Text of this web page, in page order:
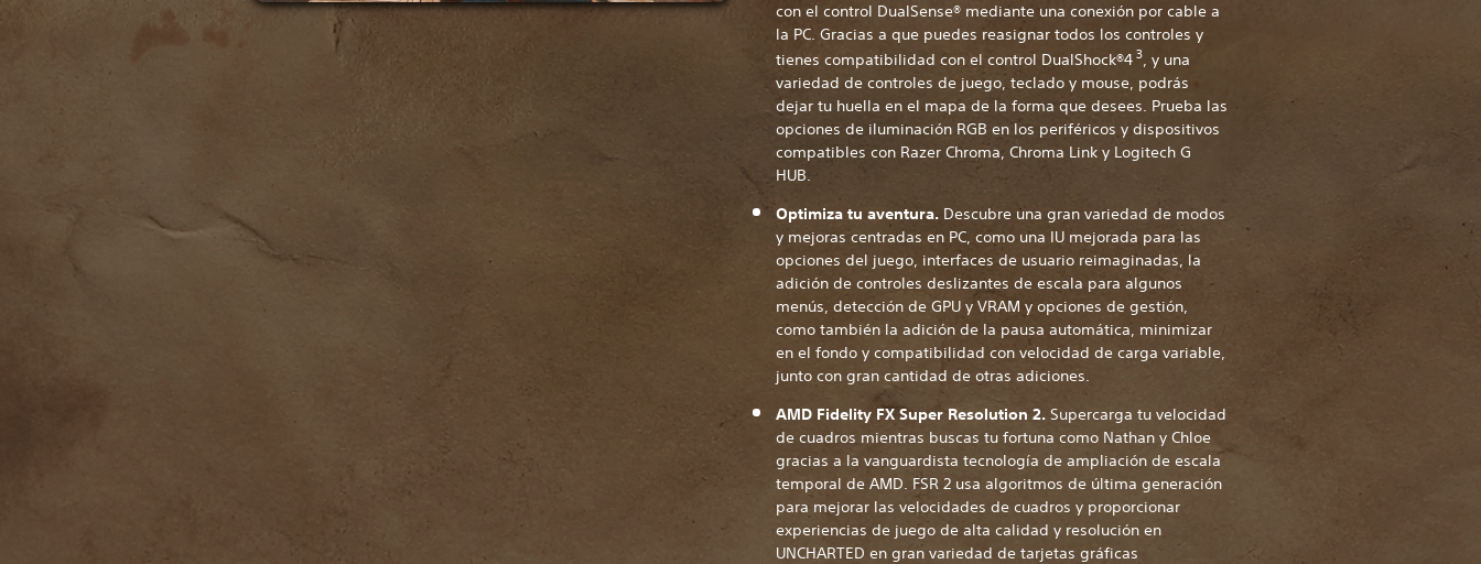
con el control DualSense® mediante una conexión por cable a
la PC. Gracias a que puedes reasignar todos los controles y
tienes compatibilidad con el control DualShock®4 3, y una
variedad de controles de juego, teclado y mouse, podrás
dejar tu huella en el mapa de la forma que desees. Prueba las
opciones de iluminación RGB en los periféricos y dispositivos
compatibles con Razer Chroma, Chroma Link y Logitech G
HUB.
Optimiza tu aventura.Descubre una gran variedad de modos
y mejoras centradas en PC, como una IU mejorada para las
opciones del juego, interfaces de usuario reimaginadas, la
adición de controles deslizantes de escala para algunos
menús, detección de GPU y VRAM y opciones de gestión,
como también la adición de la pausa automática, minimizar
en el fondo y compatibilidad con velocidad de carga variable,
junto con gran cantidad de otras adiciones.
AMD Fidelity FX Super Resolution 2. Supercarga tu velocidad
de cuadros mientras buscas tu fortuna como Nathan y Chloe
gracias a la vanguardista tecnología de ampliación de escala
temporal de AMD. FSR 2 usa algoritmos de última generación
para mejorar las velocidades de cuadros y proporcionar
experiencias de juego de alta calidad y resolución en
UNCHARTED en gran variedad de tarjetas gráficas